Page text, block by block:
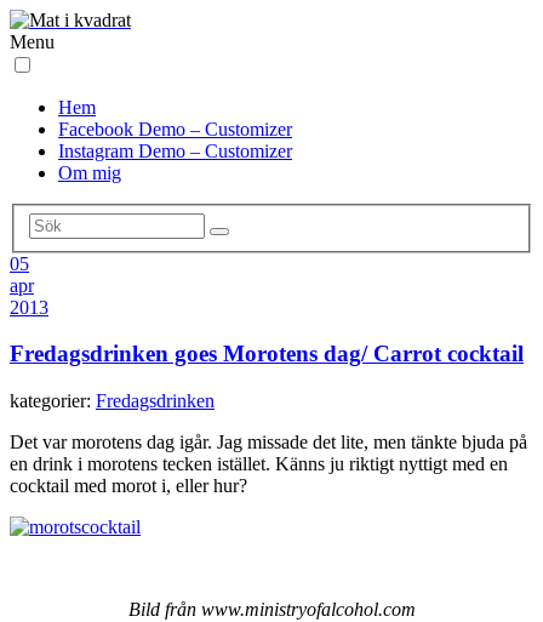
Menu
Hem
Facebook Demo – Customizer
Instagram Demo – Customizer
Om mig
05
apr
2013
Fredagsdrinken goes Morotens dag/ Carrot cocktail
kategorier: Fredagsdrinken
Det var morotens dag igår. Jag missade det lite, men tänkte bjuda på
en drink i morotens tecken istället. Känns ju riktigt nyttigt med en
cocktail med morot i, eller hur?
Bild från www.ministryofalcohol.com